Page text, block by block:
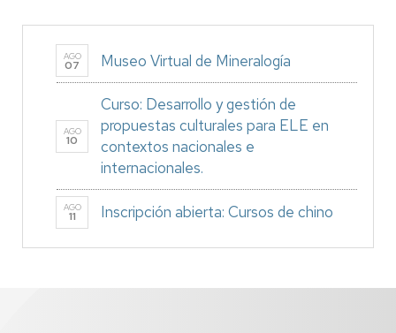
AGO
07 Museo Virtual de Mineralogía
AGO
10
Curso: Desarrollo y gestión de
propuestas culturales para ELE en
contextos nacionales e
internacionales.
AGO
11 Inscripción abierta: Cursos de chino